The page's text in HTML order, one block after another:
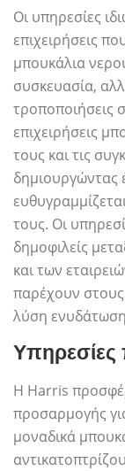
Οι υπηρεσίες
επιχειρήσεις
μπουκάλια
συσκευασία,
τροποποιήσεις
επιχειρήσεις
τους και τις
δημιουργώντας
τους. Οι
δημοφιλείς
και των
παρέχουν
λύση
Η Harris
προσαρμογής
μοναδικά